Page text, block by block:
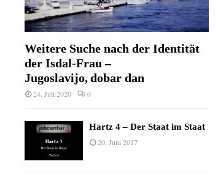
Weitere Suche nach der Identität
der Isdal-Frau –
Jugoslavijo, dobar dan
24. Juli 2020 0
Hartz 4 – Der Staat im Staat
20. Juni 2017